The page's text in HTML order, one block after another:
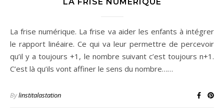
LA FRISE NUMÉRIQUE
La frise numérique. La frise va aider les enfants à intégrer
le rapport linéaire. Ce qui va leur permettre de percevoir
qu’il y a toujours +1, le nombre suivant c’est toujours n+1.
C’est là qu’ils vont affiner le sens du nombre……
Bylinstitalastation